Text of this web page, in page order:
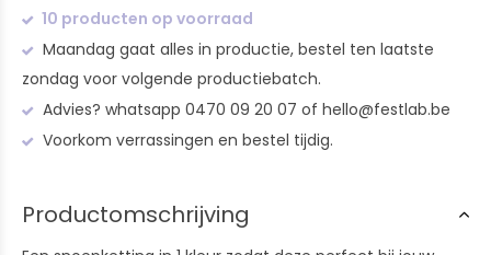
10 producten op voorraad
Maandag gaat alles in productie, bestel ten laatste
zondag voor volgende productiebatch.
Advies? whatsapp 0470 09 20 07 of hello@festlab.be
Voorkom verrassingen en bestel tijdig.
Productomschrijving